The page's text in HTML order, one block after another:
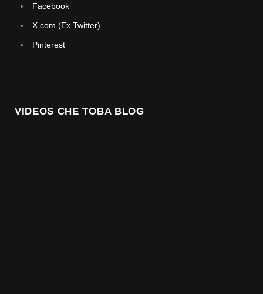
Facebook
X.com (Ex Twitter)
Pinterest
VIDEOS CHE TOBA BLOG